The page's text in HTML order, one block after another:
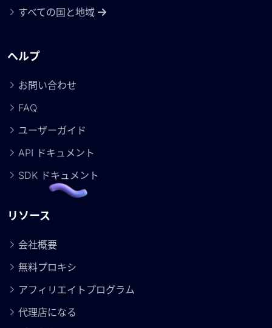
すべての国と地域
ヘルプ
お問い合わせ
FAQ
ユーザーガイド
API ドキュメント
SDK ドキュメント
リソース
会社概要
無料プロキシ
アフィリエイトプログラム
代理店になる